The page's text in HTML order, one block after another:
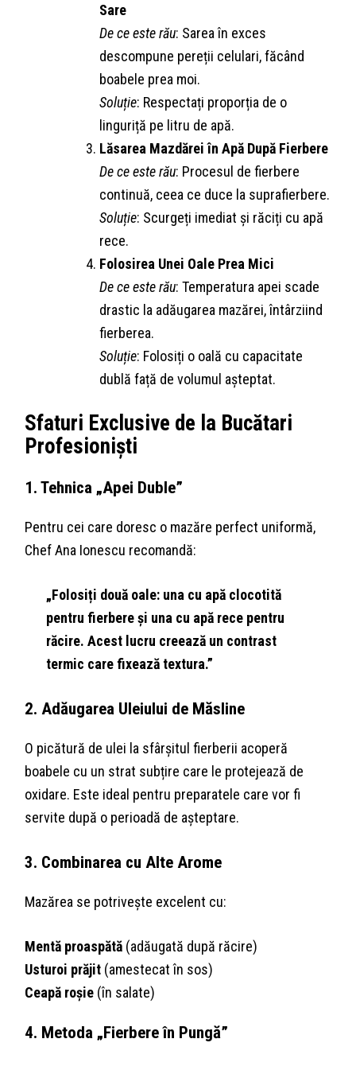
Sare
De ce este rău: Sarea în exces
descompune pereții celulari, făcând
boabele prea moi.
Soluție: Respectați proporția de o
linguriță pe litru de apă.
Lăsarea Mazdărei în Apă După Fierbere
De ce este rău: Procesul de fierbere
continuă, ceea ce duce la suprafierbere.
Soluție: Scurgeți imediat și răciți cu apă
rece.
Folosirea Unei Oale Prea Mici
De ce este rău: Temperatura apei scade
drastic la adăugarea mazărei, întârziind
fierberea.
Soluție: Folosiți o oală cu capacitate
dublă față de volumul așteptat.
Sfaturi Exclusive de la Bucătari
Profesioniști
1. Tehnica „Apei Duble”
Pentru cei care doresc o mazăre perfect uniformă,
Chef Ana Ionescu recomandă:
„Folosiți două oale: una cu apă clocotită
pentru fierbere și una cu apă rece pentru
răcire. Acest lucru creează un contrast
termic care fixează textura.”
2. Adăugarea Uleiului de Măsline
O picătură de ulei la sfârșitul fierberii acoperă
boabele cu un strat subțire care le protejează de
oxidare. Este ideal pentru preparatele care vor fi
servite după o perioadă de așteptare.
3. Combinarea cu Alte Arome
Mazărea se potrivește excelent cu:
Mentă proaspătă (adăugată după răcire)
Usturoi prăjit (amestecat în sos)
Ceapă roșie (în salate)
4. Metoda „Fierbere în Pungă”